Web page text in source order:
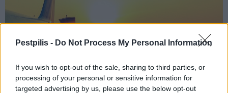
Pestpilis - Do Not Process My Personal Information
If you wish to opt-out of the sale, sharing to third parties, or
processing of your personal or sensitive information for
targeted advertising by us, please use the below opt-out